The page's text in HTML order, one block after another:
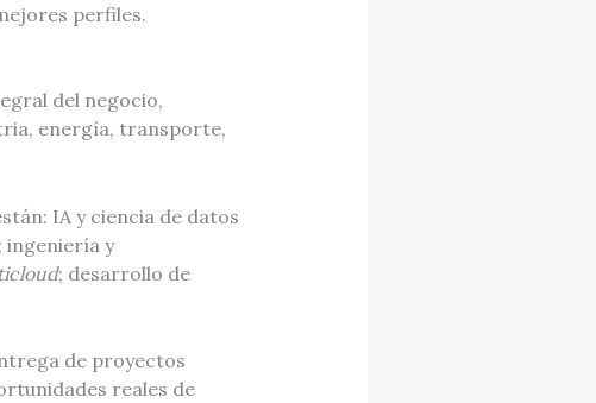
perfiles.
del negocio,
energía, transporte,
IA y ciencia de datos
ingeniería y
; desarrollo de
de proyectos
reales de